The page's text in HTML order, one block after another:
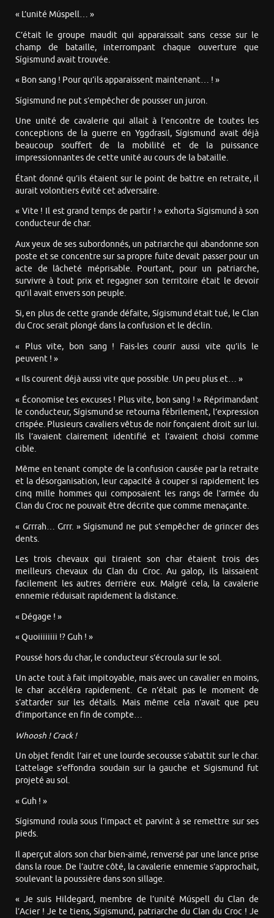
« L’unité Múspell… »
C’était le groupe maudit qui apparaissait sans cesse sur le
champ de bataille, interrompant chaque ouverture que
Sígismund avait trouvée.
« Bon sang ! Pour qu’ils apparaissent maintenant… ! »
Sígismund ne put s’empêcher de pousser un juron.
Une unité de cavalerie qui allait à l’encontre de toutes les
conceptions de la guerre en Yggdrasil, Sígismund avait déjà
beaucoup souffert de la mobilité et de la puissance
impressionnantes de cette unité au cours de la bataille.
Étant donné qu’ils étaient sur le point de battre en retraite, il
aurait volontiers évité cet adversaire.
« Vite ! Il est grand temps de partir ! » exhorta Sígismund à son
conducteur de char.
Aux yeux de ses subordonnés, un patriarche qui abandonne son
poste et se concentre sur sa propre fuite devait passer pour un
acte de lâcheté méprisable. Pourtant, pour un patriarche,
survivre à tout prix et regagner son territoire était le devoir
qu’il avait envers son peuple.
Si, en plus de cette grande défaite, Sígismund était tué, le Clan
du Croc serait plongé dans la confusion et le déclin.
« Plus vite, bon sang ! Fais-les courir aussi vite qu’ils le
peuvent ! »
« Ils courent déjà aussi vite que possible. Un peu plus et… »
« Économise tes excuses ! Plus vite, bon sang ! » Réprimandant
le conducteur, Sígismund se retourna fébrilement, l’expression
crispée. Plusieurs cavaliers vêtus de noir fonçaient droit sur lui.
Ils l’avaient clairement identifié et l’avaient choisi comme
cible.
Même en tenant compte de la confusion causée par la retraite
et la désorganisation, leur capacité à couper si rapidement les
cinq mille hommes qui composaient les rangs de l’armée du
Clan du Croc ne pouvait être décrite que comme menaçante.
« Grrrah… Grrr. » Sígismund ne put s’empêcher de grincer des
dents.
Les trois chevaux qui tiraient son char étaient trois des
meilleurs chevaux du Clan du Croc. Au galop, ils laissaient
facilement les autres derrière eux. Malgré cela, la cavalerie
ennemie réduisait rapidement la distance.
« Dégage ! »
« Quoiiiiiiii !? Guh ! »
Poussé hors du char, le conducteur s’écroula sur le sol.
Un acte tout à fait impitoyable, mais avec un cavalier en moins,
le char accéléra rapidement. Ce n’était pas le moment de
s’attarder sur les détails. Mais même cela n’avait que peu
d’importance en fin de compte…
Whoosh ! Crack !
Un objet fendit l’air et une lourde secousse s’abattit sur le char.
L’attelage s’effondra soudain sur la gauche et Sígismund fut
projeté au sol.
« Guh ! »
Sígismund roula sous l’impact et parvint à se remettre sur ses
pieds.
Il aperçut alors son char bien-aimé, renversé par une lance prise
dans la roue. De l’autre côté, la cavalerie ennemie s’approchait,
soulevant la poussière dans son sillage.
« Je suis Hildegard, membre de l’unité Múspell du Clan de
l’Acier ! Je te tiens, Sígismund, patriarche du Clan du Croc ! Je